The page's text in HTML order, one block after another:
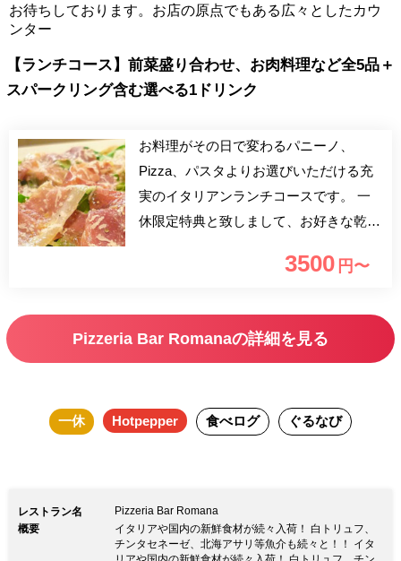
お待ちしております。お店の原点でもある広々としたカウ
ンター
【ランチコース】前菜盛り合わせ、お肉料理など全5品＋
スパークリング含む選べる1ドリンク
お料理がその日で変わるパニーノ、
Pizza、パスタよりお選びいただける充
実のイタリアンランチコースです。 一
休限定特典と致しまして、お好きな乾杯
人との気軽なランチや、家族でのお食事
3500 円〜
Pizzeria Bar Romanaの詳細を見る
一休 Hotpepper 食べログ ぐるなび
レストラン名
Pizzeria Bar Romana
概要
イタリアや国内の新鮮食材が続々入荷！ 白トリュフ、
チンタセネーゼ、北海アサリ等魚介も続々と！！ イタ